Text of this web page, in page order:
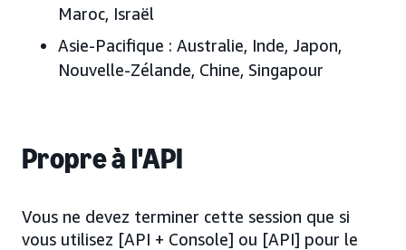
Maroc, Israël
Asie-Pacifique : Australie, Inde, Japon,
Nouvelle-Zélande, Chine, Singapour
Propre à l'API
Vous ne devez terminer cette session que si
vous utilisez [API + Console] ou [API] pour le